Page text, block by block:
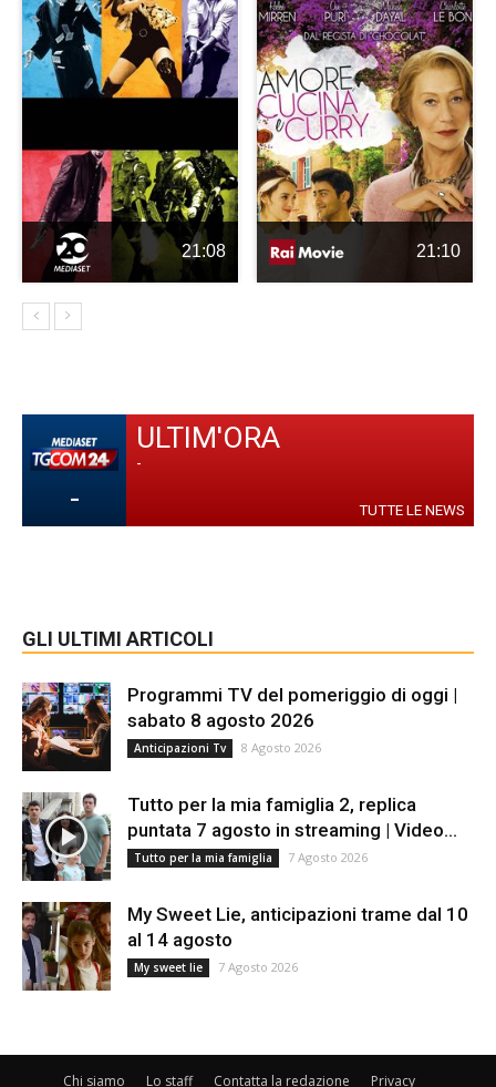
21:08 21:10
-
ULTIM'ORA
-
TUTTE LE NEWS
GLI ULTIMI ARTICOLI
Programmi TV del pomeriggio di oggi |
sabato 8 agosto 2026
Anticipazioni Tv 8 Agosto 2026
Tutto per la mia famiglia 2, replica
puntata 7 agosto in streaming | Video...
Tutto per la mia famiglia 7 Agosto 2026
My Sweet Lie, anticipazioni trame dal 10
al 14 agosto
My sweet lie 7 Agosto 2026
Chi siamo Lo staff Contatta la redazione Privacy